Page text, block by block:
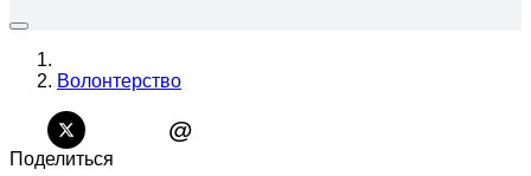
Волонтерство
@
Поделиться